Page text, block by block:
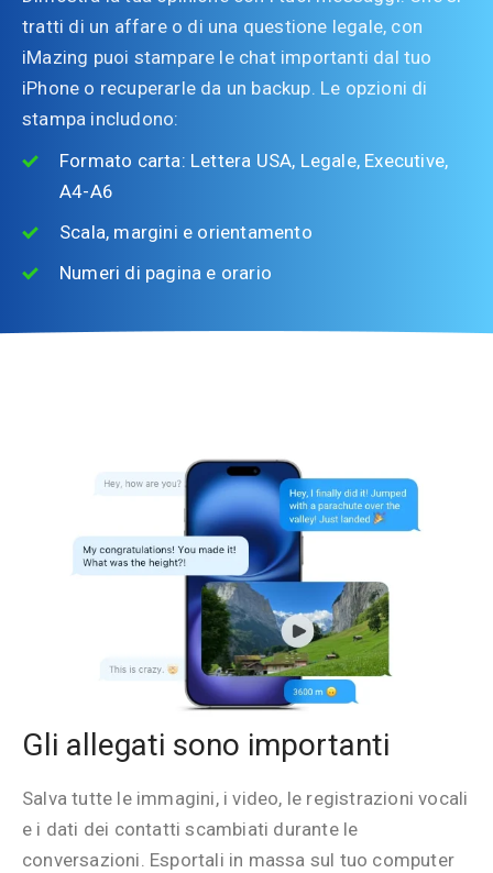
tratti di un affare o di una questione legale, con
iMazing puoi stampare le chat importanti dal tuo
iPhone o recuperarle da un backup. Le opzioni di
stampa includono:
Formato carta: Lettera USA, Legale, Executive,
A4-A6
Scala, margini e orientamento
Numeri di pagina e orario
Gli allegati sono importanti
Salva tutte le immagini, i video, le registrazioni vocali
e i dati dei contatti scambiati durante le
conversazioni. Esportali in massa sul tuo computer